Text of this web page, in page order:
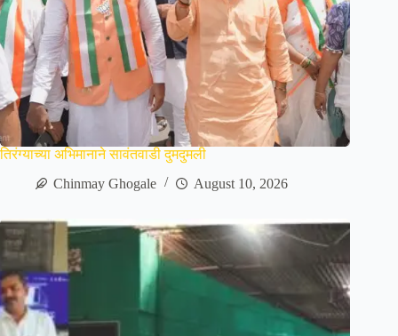
तिरंग्याच्या अभिमानाने सावंतवाडी दुमदुमली
Chinmay Ghogale
August 10, 2026